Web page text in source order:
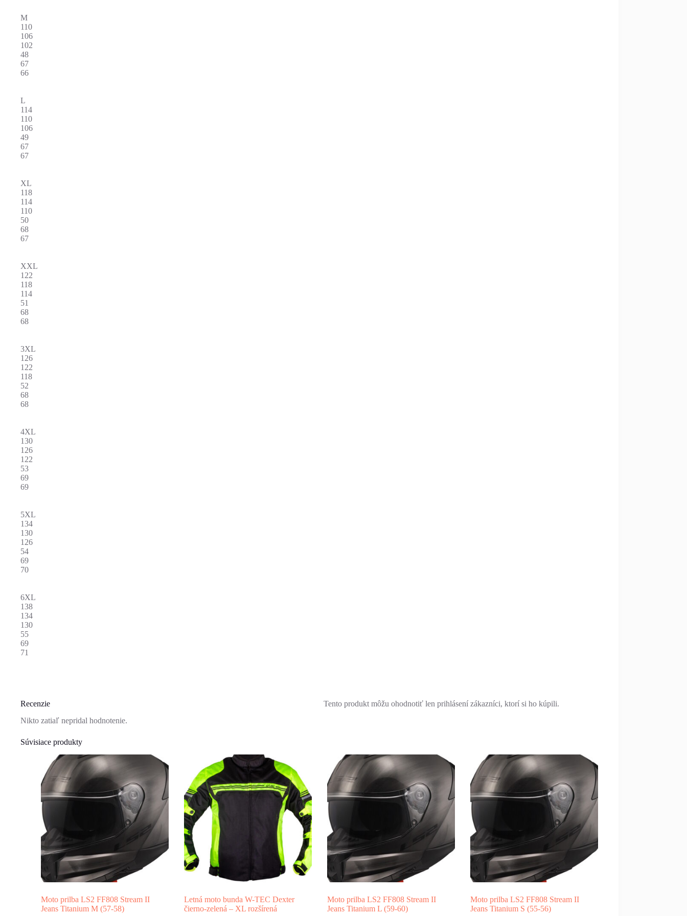
M
110
106
102
48
67
66
L
114
110
106
49
67
67
XL
118
114
110
50
68
67
XXL
122
118
114
51
68
68
3XL
126
122
118
52
68
68
4XL
130
126
122
53
69
69
5XL
134
130
126
54
69
70
6XL
138
134
130
55
69
71
Recenzie
Nikto zatiaľ nepridal hodnotenie.
Tento produkt môžu ohodnotiť len prihlásení zákazníci, ktorí si ho kúpili.
Súvisiace produkty
Moto prilba LS2 FF808 Stream II
Jeans Titanium M (57-58)
Letná moto bunda W-TEC Dexter
čierno-zelená – XL rozšírená
Moto prilba LS2 FF808 Stream II
Jeans Titanium L (59-60)
Moto prilba LS2 FF808 Stream II
Jeans Titanium S (55-56)